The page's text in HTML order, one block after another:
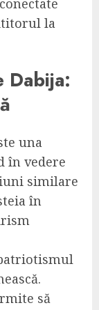
la
Dabija:
una
în vedere
similare
în
să